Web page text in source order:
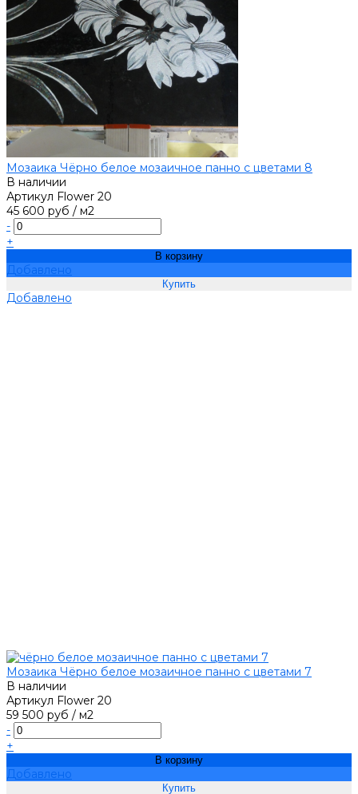
Мозаика Чёрно белое мозаичное панно с цветами 8
В наличии
Артикул Flower 20
45 600 руб / м2
-
+
В корзину
Добавлено
Добавлено
Мозаика Чёрно белое мозаичное панно с цветами 7
В наличии
Артикул Flower 20
59 500 руб / м2
-
+
В корзину
Добавлено